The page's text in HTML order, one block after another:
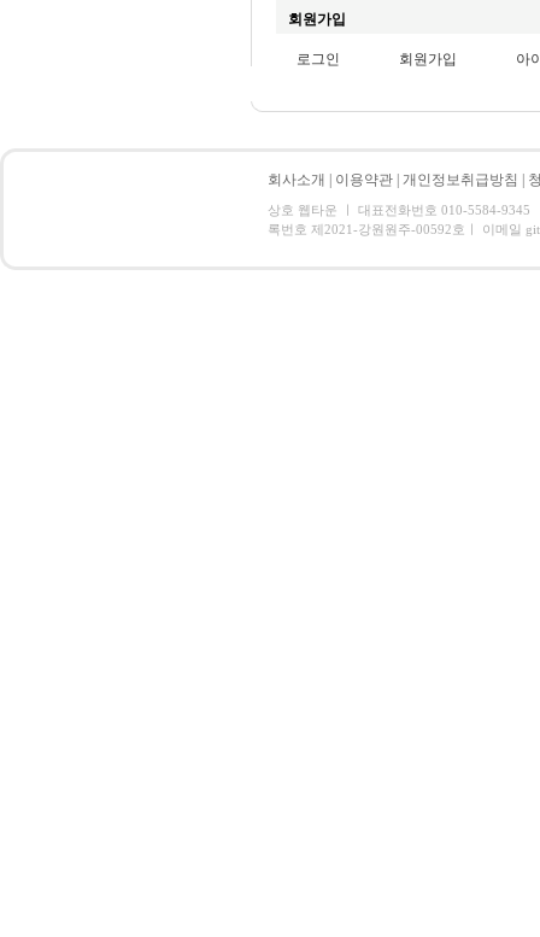
회원가입
로그인 회원가입 아
회사소개 이용약관 개인정보취급방침
상호 웹타운 ㅣ 대표전화번호 010-5584-9345
록번호 제2021-강원원주-00592호ㅣ 이메일